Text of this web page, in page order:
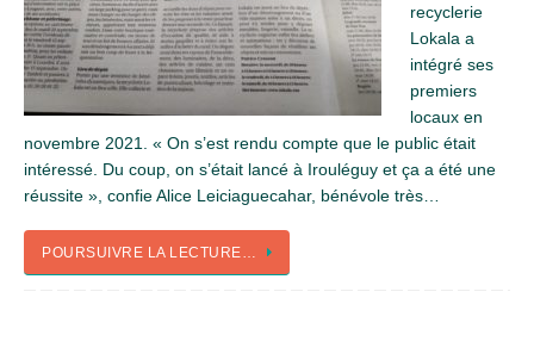
recyclerie
Lokala a
intégré ses
premiers
locaux en
novembre 2021. « On s’est rendu compte que le public était
intéressé. Du coup, on s’était lancé à Irouléguy et ça a été une
réussite », confie Alice Leiciaguecahar, bénévole très…
POURSUIVRE LA LECTURE…